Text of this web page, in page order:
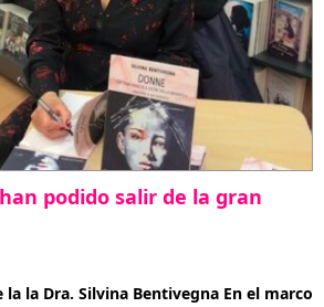
podido salir de la gran
la Dra. Silvina Bentivegna En el marco